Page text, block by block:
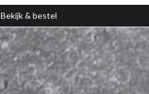
Bekijk & bestel